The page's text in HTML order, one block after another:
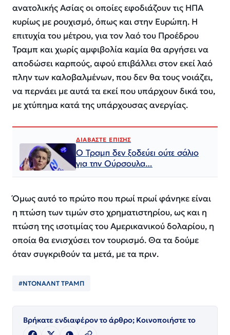
ανατολικής Ασίας οι οποίες εφοδιάζουν τις HΠΑ
κυρίως με ρουχισμό, όπως και στην Ευρώπη. Η
επιτυχία του μέτρου, για τον λαό του Προέδρου
Τραμπ και χωρίς αμφιβολία καμία θα αργήσει να
αποδώσει καρπούς, αφού επιβάλλει στον εκεί λαό
πλην των καλοβαλμένων, που δεν θα τους νοιάζει,
να περνάει με αυτά τα εκεί που υπάρχουν δικά του,
με χτύπημα κατά της υπάρχουσας ανεργίας.
ΔΙΑΒΑΣΤΕ ΕΠΙΣΗΣ
Ο Τραμπ δεν ξοδεύει ούτε σάλιο
για την Ούρσουλα…
Όμως αυτό το πρώτο που πρωί πρωί φάνηκε είναι
η πτώση των τιμών στο χρηματιστηρίου, ως και η
πτώση της ισοτιμίας του Αμερικανικού δολαρίου, η
οποία θα ενισχύσει τον τουρισμό. Θα τα δούμε
όταν συγκριθούν τα μετά, με τα πριν.
#ΝΤΟΝΑΛΝΤ ΤΡΑΜΠ
Βρήκατε ενδιαφέρον το άρθρο; Κοινοποιήστε το